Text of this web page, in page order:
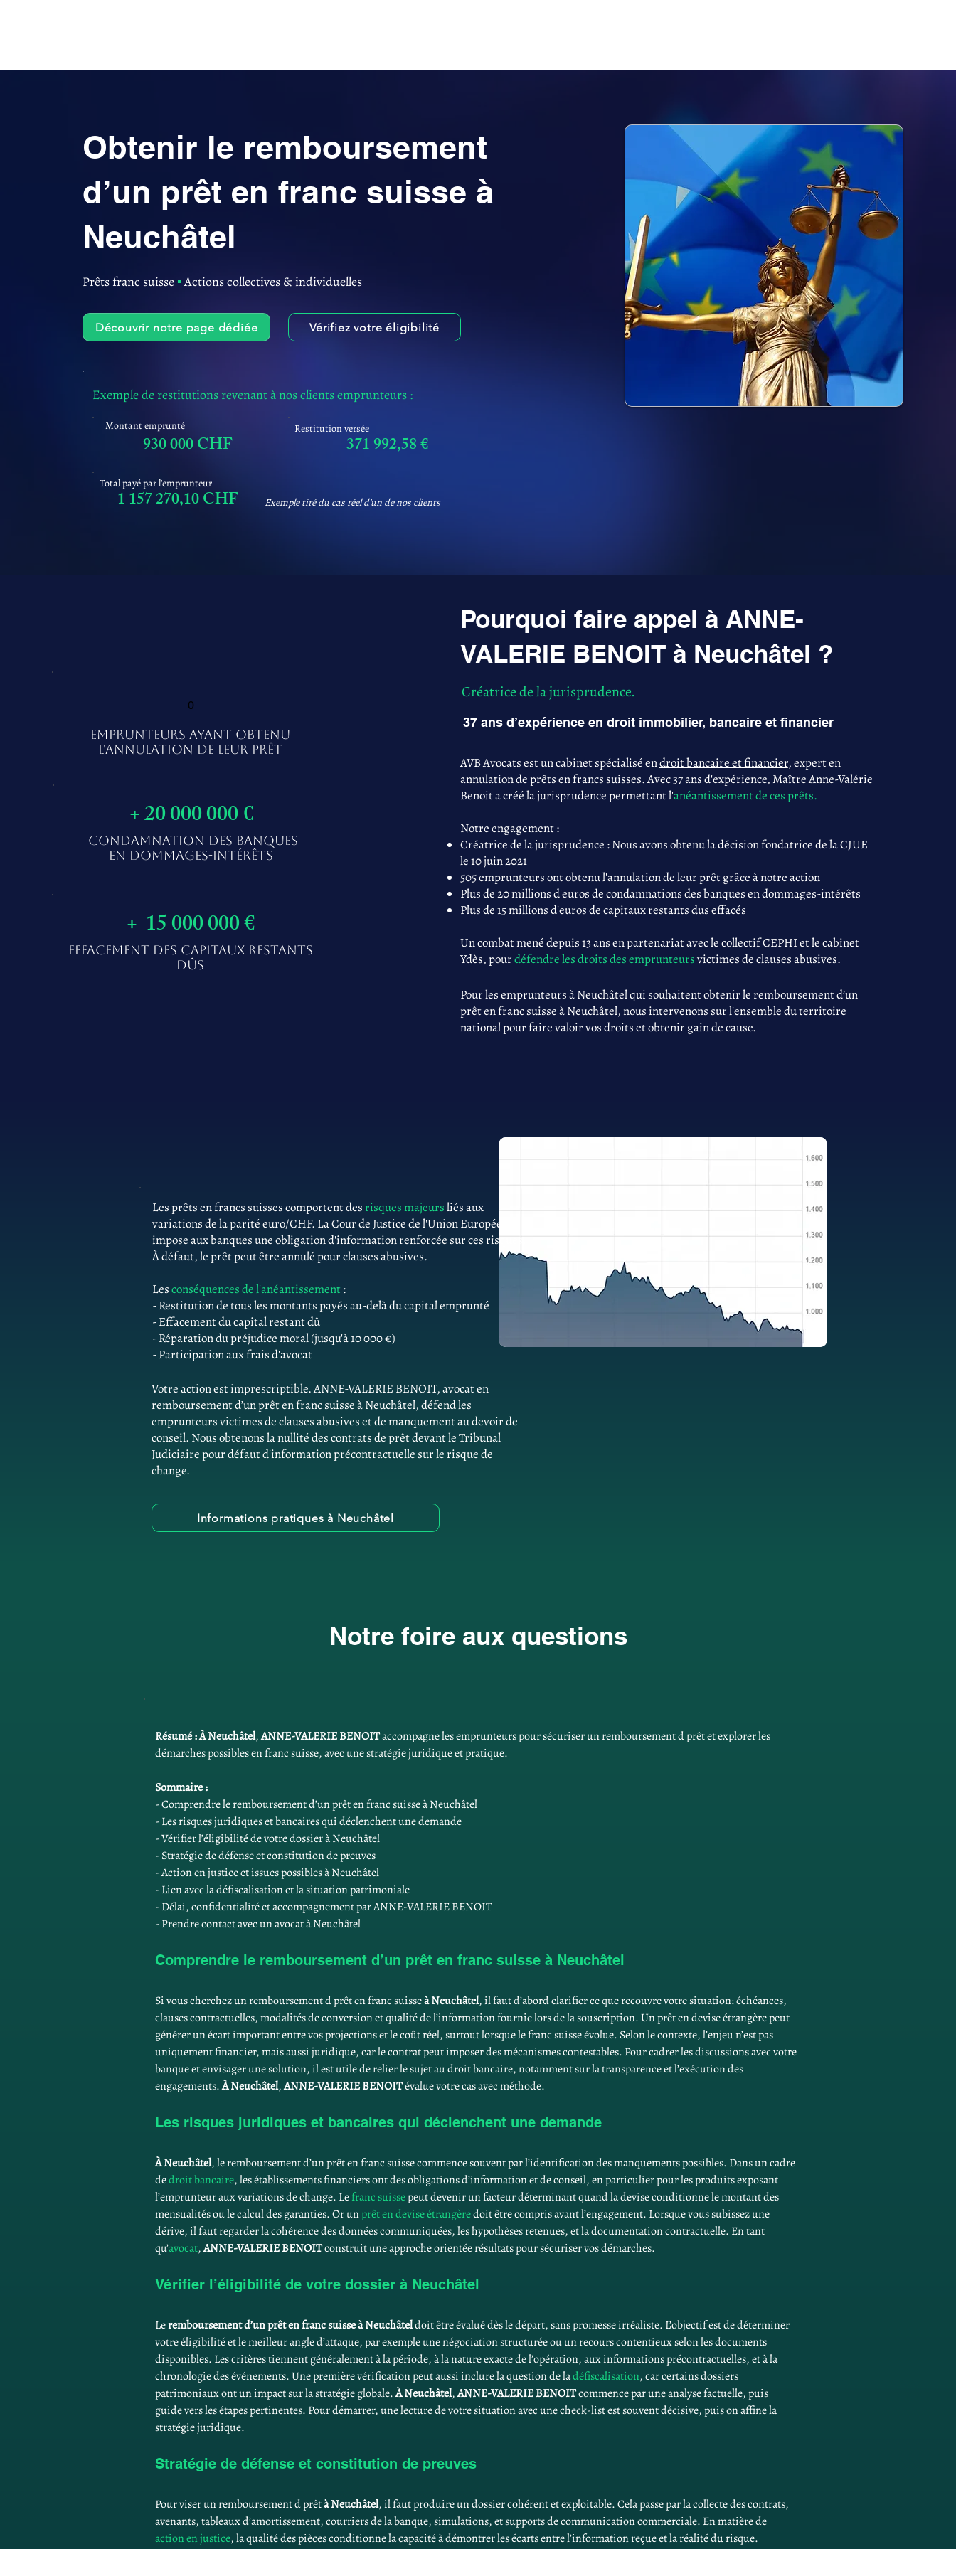
Obtenir le remboursement
d’un prêt en franc suisse à
Neuchâtel
Prêts franc suisse ▪︎Actions collectives & individuelles
Découvrir notre page dédiée Vérifiez votre éligibilité
Exemple de restitutions revenant à nos clients emprunteurs :
Montant emprunté
930 000 CHF
Restitution versée
371 992,58 €
Total payé par l'emprunteur
1 157 270,10 CHF Exemple tiré du cas réel d'un de nos clients
0
EMPRUNTEURS AYANT OBTENU
L'ANNULATION DE LEUR PRÊT
+ 20 000 000 €
CONDAMNATION DES BANQUES
EN DOMMAGES-INTÉRÊTS
+ 15 000 000 €
EFFACEMENT DES CAPITAUX RESTANTS
DÛS
Pourquoi faire appel à ANNE-
VALERIE BENOIT à Neuchâtel ?
Créatrice de la jurisprudence.
37 ans d’expérience en droit immobilier, bancaire et financier
AVB Avocats est un cabinet spécialisé endroit bancaire et financier, expert en
annulation de prêts en francs suisses. Avec 37 ans d'expérience, Maître Anne-Valérie
Benoit a créé la jurisprudence permettant l'anéantissement de ces prêts.
Notre engagement :
Créatrice de la jurisprudence : Nous avons obtenu la décision fondatrice de la CJUE
le 10 juin 2021
505 emprunteurs ont obtenu l'annulation de leur prêt grâce à notre action
Plus de 20 millions d'euros de condamnations des banques en dommages-intérêts
Plus de 15 millions d'euros de capitaux restants dus effacés
Un combat mené depuis 13 ans en partenariat avec le collectif CEPHI et le cabinet
Ydès, pourdéfendre les droits des emprunteursvictimes de clauses abusives.
Pour les emprunteurs à Neuchâtel qui souhaitent obtenir le remboursement d’un
prêt en franc suisse à Neuchâtel, nous intervenons sur l'ensemble du territoire
national pour faire valoir vos droits et obtenir gain de cause.
Les prêts en francs suisses comportent des risques majeursliés aux
variations de la parité euro/CHF. La Cour de Justice de l'Union Européenne
impose aux banques une obligation d'information renforcée sur ces risques.
À défaut, le prêt peut être annulé pour clauses abusives.
Lesconséquences de l'anéantissement:
- Restitution de tous les montants payés au-delà du capital emprunté
- Effacement du capital restant dû
- Réparation du préjudice moral (jusqu'à 10 000 €)
- Participation aux frais d'avocat
Votre action est imprescriptible. ANNE-VALERIE BENOIT, avocat en
remboursement d’un prêt en franc suisse à Neuchâtel, défend les
emprunteurs victimes de clauses abusives et de manquement au devoir de
conseil. Nous obtenons la nullité des contrats de prêt devant le Tribunal
Judiciaire pour défaut d'information précontractuelle sur le risque de
change.
Informations pratiques à Neuchâtel
Notre foire aux questions
Résumé :À Neuchâtel, ANNE-VALERIE BENOIT accompagne les emprunteurs pour sécuriser un remboursement d prêt et explorer les
démarches possibles en franc suisse, avec une stratégie juridique et pratique.
Sommaire :
- Comprendre le remboursement d’un prêt en franc suisse à Neuchâtel
- Les risques juridiques et bancaires qui déclenchent une demande
- Vérifier l’éligibilité de votre dossier à Neuchâtel
- Stratégie de défense et constitution de preuves
- Action en justice et issues possibles à Neuchâtel
- Lien avec la défiscalisation et la situation patrimoniale
- Délai, confidentialité et accompagnement par ANNE-VALERIE BENOIT
- Prendre contact avec un avocat à Neuchâtel
Comprendre le remboursement d’un prêt en franc suisse à Neuchâtel
Si vous cherchez un remboursement d prêt en franc suisse à Neuchâtel, il faut d’abord clarifier ce que recouvre votre situation: échéances,
clauses contractuelles, modalités de conversion et qualité de l’information fournie lors de la souscription. Un prêt en devise étrangère peut
générer un écart important entre vos projections et le coût réel, surtout lorsque le franc suisse évolue. Selon le contexte, l’enjeu n’est pas
uniquement financier, mais aussi juridique, car le contrat peut imposer des mécanismes contestables. Pour cadrer les discussions avec votre
banque et envisager une solution, il est utile de relier le sujet au droit bancaire, notamment sur la transparence et l’exécution des
engagements. À Neuchâtel, ANNE-VALERIE BENOIT évalue votre cas avec méthode.
Les risques juridiques et bancaires qui déclenchent une demande
À Neuchâtel, le remboursement d’un prêt en franc suisse commence souvent par l’identification des manquements possibles. Dans un cadre
de droit bancaire, les établissements financiers ont des obligations d’information et de conseil, en particulier pour les produits exposant
l’emprunteur aux variations de change. Le franc suisse peut devenir un facteur déterminant quand la devise conditionne le montant des
mensualités ou le calcul des garanties. Or un prêt en devise étrangère doit être compris avant l’engagement. Lorsque vous subissez une
dérive, il faut regarder la cohérence des données communiquées, les hypothèses retenues, et la documentation contractuelle. En tant
qu’avocat, ANNE-VALERIE BENOIT construit une approche orientée résultats pour sécuriser vos démarches.
Vérifier l’éligibilité de votre dossier à Neuchâtel
Le remboursement d’un prêt en franc suisse à Neuchâtel doit être évalué dès le départ, sans promesse irréaliste. L’objectif est de déterminer
votre éligibilité et le meilleur angle d’attaque, par exemple une négociation structurée ou un recours contentieux selon les documents
disponibles. Les critères tiennent généralement à la période, à la nature exacte de l’opération, aux informations précontractuelles, et à la
chronologie des événements. Une première vérification peut aussi inclure la question de la défiscalisation, car certains dossiers
patrimoniaux ont un impact sur la stratégie globale. À Neuchâtel, ANNE-VALERIE BENOIT commence par une analyse factuelle, puis
guide vers les étapes pertinentes. Pour démarrer, une lecture de votre situation avec une check-list est souvent décisive, puis on affine la
stratégie juridique.
Stratégie de défense et constitution de preuves
Pour viser un remboursement d prêt à Neuchâtel, il faut produire un dossier cohérent et exploitable. Cela passe par la collecte des contrats,
avenants, tableaux d’amortissement, courriers de la banque, simulations, et supports de communication commerciale. En matière de
action en justice, la qualité des pièces conditionne la capacité à démontrer les écarts entre l’information reçue et la réalité du risque.